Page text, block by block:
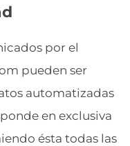
por el
pueden ser
automatizadas
en exclusiva
ésta todas las